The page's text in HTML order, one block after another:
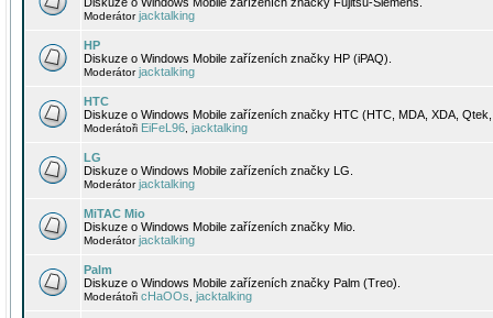
Moderátorjacktalking
HP
Diskuze o Windows Mobile zařízeních značky HP (iPAQ).
Moderátorjacktalking
HTC
Diskuze o Windows Mobile zařízeních značky HTC (HTC, MDA, XDA,
Moderátoři EiFeL96 jacktalking
LG
Diskuze o Windows Mobile zařízeních značky LG.
Moderátorjacktalking
MiTAC Mio
Diskuze o Windows Mobile zařízeních značky Mio.
Moderátorjacktalking
Palm
Diskuze o Windows Mobile zařízeních značky Palm (Treo).
Moderátoři cHaOOs jacktalking